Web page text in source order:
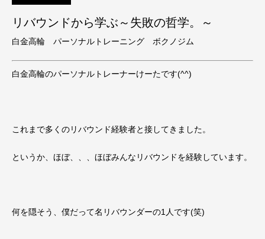
リバウンドから学ぶ～失敗の哲学。～
白金高輪 パーソナルトレーニング ボクノジム
白金高輪のパーソナルトレーナーけーたです(^^)
これまで多くのリバウンド経験者と接してきました。
というか、ほぼ、、、ほぼみんなリバウンドを経験しています。
何を隠そう、僕だって名リバウンダーの1人です(笑)